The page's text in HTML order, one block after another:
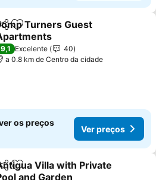
Adicionar aos favoritos
Turners Guest
preços
9,1 Excelente
40
a 0.8 km de Centro da cidade
os preços
Ver preços
Adicionar aos favoritos
Villa with Private
and Garden